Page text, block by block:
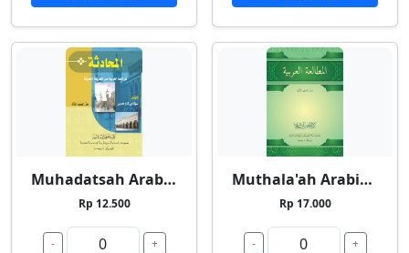
Muhadatsah Arabiyyah
Rp 12.500
-
+
Muthala'ah Arabiyyah
Rp 17.000
-
+